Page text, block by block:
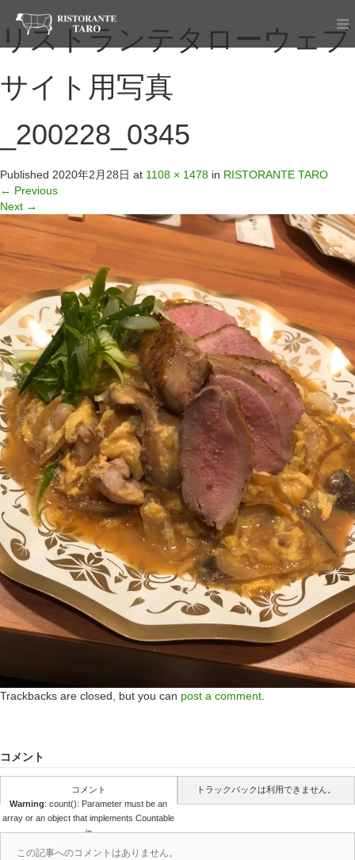
リストランテタローウェブ
サイト用写真
_200228_0345
Published 2020年2月28日 at 1108 × 1478 in RISTORANTE TARO
← Previous
Next →
Trackbacks are closed, but you can post a comment.
コメント
コメント
Warning: count(): Parameter must be an
array or an object that implements Countable
in
/home/r4688280/public_html/takedataro.c
トラックバックは利用できません。
この記事へのコメントはありません。